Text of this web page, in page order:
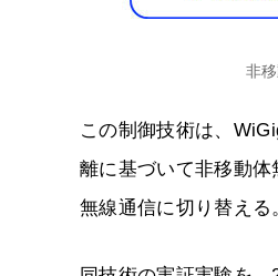
非
この制御技術は、
離に基づいて非移動
無線通信に切り替える